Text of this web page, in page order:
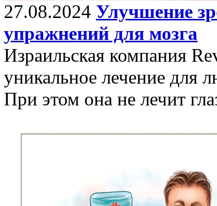
27.08.2024 Улучшение
упражнений для мозга
Израильская компания
уникальное лечение для
При этом она не лечит